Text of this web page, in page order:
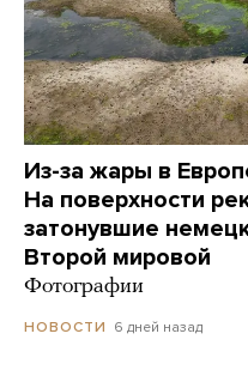
Из-за жары в
На поверхности
затонувшие
Второй мировой
Фотографии
НОВОСТИ 6 дней назад